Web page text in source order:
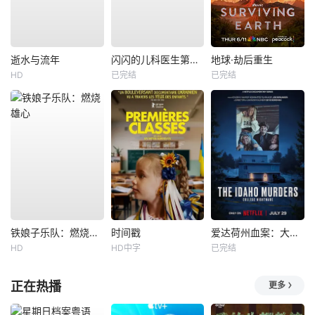
逝水与流年
HD
闪闪的儿科医生第四季
已完结
地球·劫后重生
已完结
铁娘子乐队：燃烧雄心
HD
时间戳
HD中字
爱达荷州血案：大学梦魇
已完结
正在热播 更多